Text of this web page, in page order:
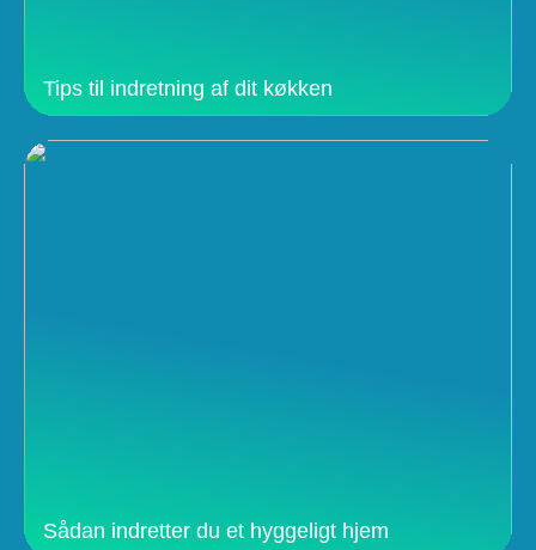
Tips til indretning af dit køkken
Sådan indretter du et hyggeligt hjem